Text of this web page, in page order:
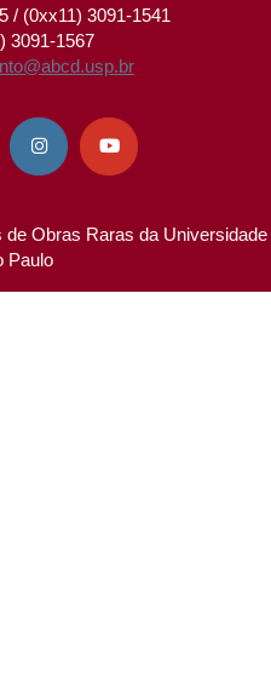
/ (0xx11) 3091-1541
3091-1567
 
Obras Raras da Universidade
Paulo